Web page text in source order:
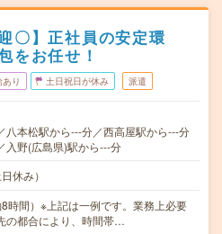
〇】正社員の安定環
をお任せ！
り 土日祝日が休み 派遣
八本松駅から---分／西高屋駅から---分
入野(広島県)駅から---分
休み）
時間）※上記は一例です。業務上必要
の都合により、時間帯…